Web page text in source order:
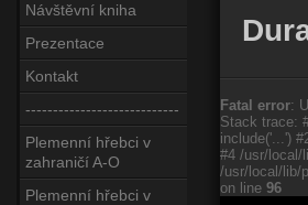
Návštěvní kniha
Prezentace
Kontakt
----------------------------
Plemenní hřebci v
zahraničí A-O
Plemenní hřebci v
Fatal error:
Stack trace:
include('...')
#4 /usr/local/
/usr/local/lib/
on line 96